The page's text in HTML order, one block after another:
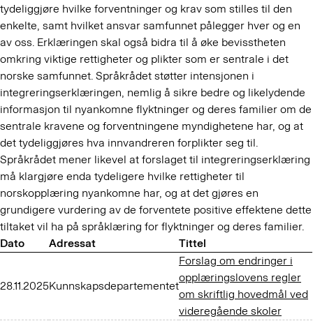
tydeliggjøre hvilke forventninger og krav som stilles til den
enkelte, samt hvilket ansvar samfunnet pålegger hver og en
av oss. Erklæringen skal også bidra til å øke bevisstheten
omkring viktige rettigheter og plikter som er sentrale i det
norske samfunnet. Språkrådet støtter intensjonen i
integreringserklæringen, nemlig å sikre bedre og likelydende
informasjon til nyankomne flyktninger og deres familier om de
sentrale kravene og forventningene myndighetene har, og at
det tydeliggjøres hva innvandreren forplikter seg til.
Språkrådet mener likevel at forslaget til integreringserklæring
må klargjøre enda tydeligere hvilke rettigheter til
norskopplæring nyankomne har, og at det gjøres en
grundigere vurdering av de forventete positive effektene dette
tiltaket vil ha på språklæring for flyktninger og deres familier.
Dato
Adressat Tittel
28.11.2025Kunnskapsdepartementet
Forslag om endringer i
opplæringslovens regler
om skriftlig hovedmål ved
videregående skoler